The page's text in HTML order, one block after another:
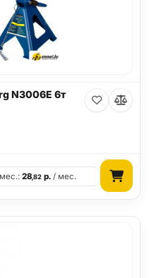
N3006E 6т
мес.:28,82 р. / мес.